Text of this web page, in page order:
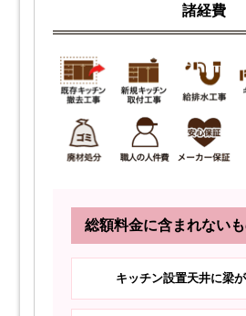
諸経費
総額料金に含まれない
キッチン設置天井に梁